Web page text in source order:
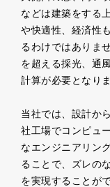
などは建築をする
や快適性、経済性
るわけではありま
を超える採光、通
計算が必要となりま
当社では、設計か
社工場でコンピュ
なエンジニアリン
ることで、ズレの
を実現することが